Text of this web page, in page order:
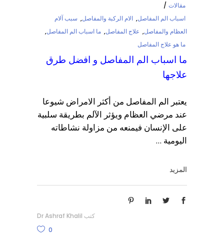
مقالات
اسباب الم المفاصل, الام الركبة والمفاصل, سبب آلام
العظام والمفاصل, علاج المفاصل, ما اسباب الم المفاصل,
ما هو علاج المفاصل
ما اسباب الم المفاصل و افضل طرق
علاجها
يعتبر الم المفاصل من أكثر الامراض شيوعا
عند مرضي العظام ويؤثر الآلم بطريقة سلبية
على الإنسان فيمنعه من مزاولة نشاطاته
اليومية
المزيد
كتب Dr Ashraf Khalil
0